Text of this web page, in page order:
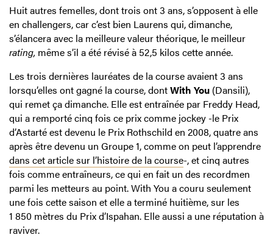
Huit autres femelles, dont trois ont 3 ans, s’opposent à elle
en challengers, car c’est bien Laurens qui, dimanche,
s’élancera avec la meilleure valeur théorique, le meilleur
rating, même s’il a été révisé à 52,5 kilos cette année.
Les trois dernières lauréates de la course avaient 3 ans
lorsqu’elles ont gagné la course, dontWith You (Dansili),
qui remet ça dimanche. Elle est entraînée par Freddy Head,
qui a remporté cinq fois ce prix comme jockey -le Prix
d’Astarté est devenu le Prix Rothschild en 2008, quatre ans
après être devenu un Groupe 1, comme on peut l’apprendre
dans cet article sur l’histoire de la course-, et cinq autres
fois comme entraîneurs, ce qui en fait un des recordmen
parmi les metteurs au point. With You a couru seulement
une fois cette saison et elle a terminé huitième, sur les
1 850 mètres du Prix d’Ispahan. Elle aussi a une réputation à
raviver.